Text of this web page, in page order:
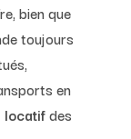
bien que
toujours
en
locatifdes